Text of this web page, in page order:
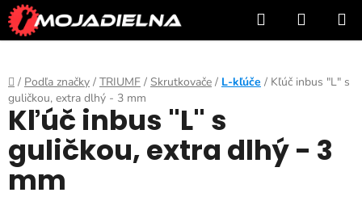
Prejsť
na
obsah
Hľadať
KOŠÍK
Domov
/ Podľa značky / TRIUMF / Skrutkovače / L-kľúče / Kľúč inbus "L" s
guličkou, extra dlhý - 3 mm
Kľúč inbus "L" s
guličkou, extra dlhý - 3
mm